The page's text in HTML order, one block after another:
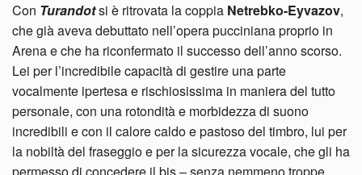
Con Turandotsi è ritrovata la coppia Netrebko-Eyvazov,
che già aveva debuttato nell’opera pucciniana proprio in
Arena e che ha riconfermato il successo dell’anno scorso.
Lei per l’incredibile capacità di gestire una parte
vocalmente ipertesa e rischiosissima in maniera del tutto
personale, con una rotondità e morbidezza di suono
incredibili e con il calore caldo e pastoso del timbro, lui per
la nobiltà del fraseggio e per la sicurezza vocale, che gli ha